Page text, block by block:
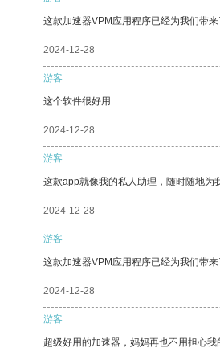
这款加速器VPM应用程序已经为我们带来
2024-12-28
游客
这个软件很好用
2024-12-28
游客
这款app就像我的私人助理，随时随地为
2024-12-28
游客
这款加速器VPM应用程序已经为我们带
2024-12-28
游客
超级好用的加速器，妈妈再也不用担心我